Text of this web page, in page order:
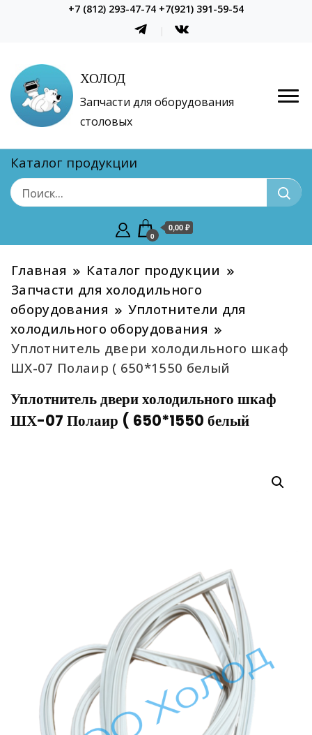
+7 (812) 293-47-74 +7(921) 391-59-54
ХОЛОД
Запчасти для оборудования
столовых
Каталог продукции
0
0,00 ₽
Главная
Каталог продукции
Запчасти для холодильного
оборудования
Уплотнители для
холодильного оборудования
Уплотнитель двери холодильного шкаф
ШХ-07 Полаир ( 650*1550 белый
Уплотнитель двери холодильного шкаф
ШХ-07 Полаир ( 650*1550 белый